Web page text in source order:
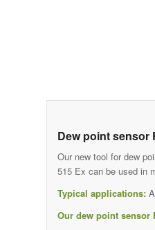
Dew point sensor
Our new tool for dew
515 Ex can be used in
Typical applications:
Our dew point sensor